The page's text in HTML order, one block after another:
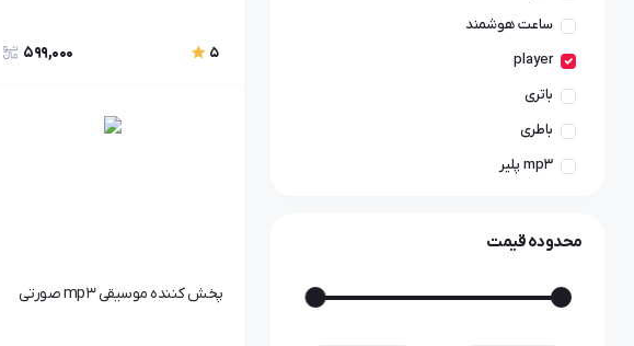
ساعت هوشمند
player
باتری
باطری
mp3 پلیر
باطری mp3
پخش کننده
محدوده قیمت
5
599,000
پخش کننده موسیقی mp3 صورتی